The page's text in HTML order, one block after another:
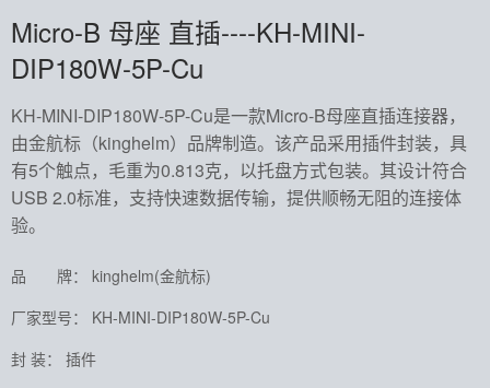
Micro-B 母座 直插----KH-MINI-
DIP180W-5P-Cu
KH-MINI-DIP180W-5P-Cu是一款Micro-B母座直插连接器，
由金航标（kinghelm）品牌制造。该产品采用插件封装，具
有5个触点，毛重为0.813克，以托盘方式包装。其设计符合
USB 2.0标准，支持快速数据传输，提供顺畅无阻的连接体
验。
品 牌： kinghelm(金航标)
厂家型号： KH-MINI-DIP180W-5P-Cu
封 装： 插件